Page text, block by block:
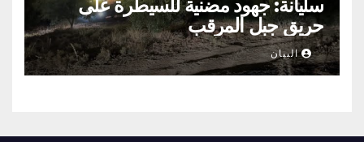
سليانة: جهود مضنية للسيطرة على
حريق جبل المرقب
البيان